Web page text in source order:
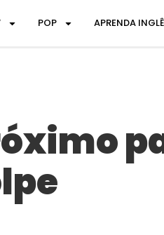
POP APRENDA